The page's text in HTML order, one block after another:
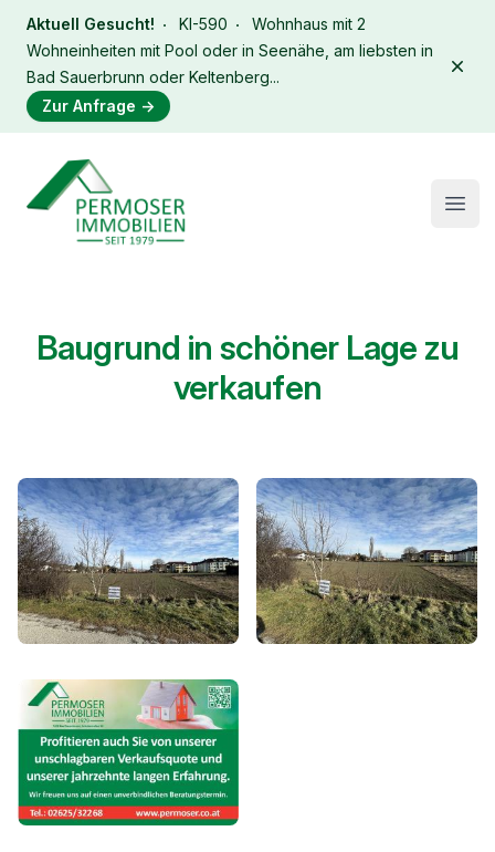
Aktuell Gesucht! KI-590
Wohnhaus mit 2
Wohneinheiten mit Pool oder in Seenähe, am liebsten in
Bad Sauerbrunn oder Keltenberg...
Zur Anfrage →
Immobilien Permoser Logo
Baugrund in schöner Lage zu
verkaufen